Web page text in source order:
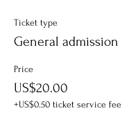
Ticket type
General admission
Price
US$20.00
+US$0.50 ticket service fee